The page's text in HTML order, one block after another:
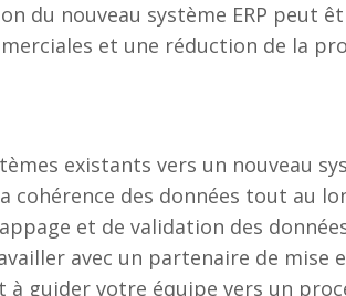
du nouveau système ERP peut
et une réduction de la
existants vers un nouveau
des données tout au
et de validation des
avec un partenaire de
à guider votre équipe vers un